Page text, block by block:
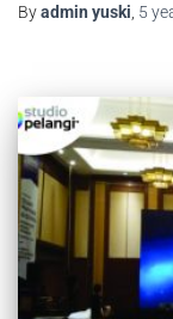
Byadmin yuski 5